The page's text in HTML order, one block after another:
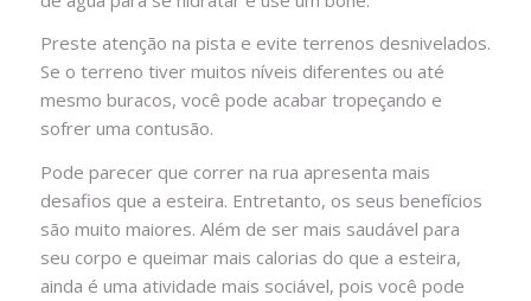
Preste atenção na pista e evite terrenos desnivelados.
Se o terreno tiver muitos níveis diferentes ou até
mesmo buracos, você pode acabar tropeçando e
sofrer uma contusão.
Pode parecer que correr na rua apresenta mais
desafios que a esteira. Entretanto, os seus benefícios
são muito maiores. Além de ser mais saudável para
seu corpo e queimar mais calorias do que a esteira,
ainda é uma atividade mais sociável, pois você pode